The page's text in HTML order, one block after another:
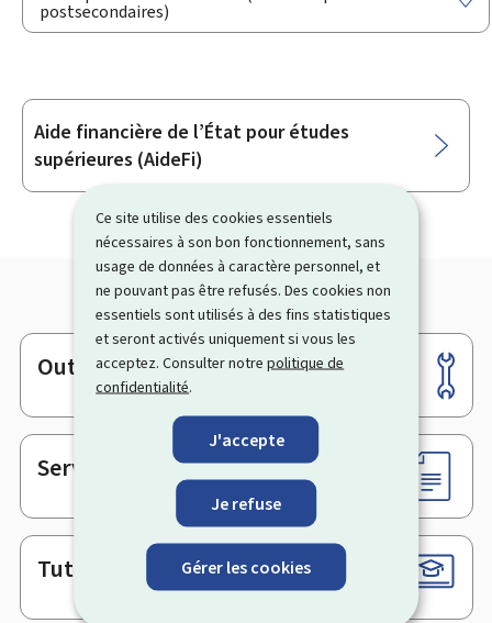
Ce site utilise des cookies essentiels
nécessaires à son bon fonctionnement, sans
usage de données à caractère personnel, et
ne pouvant pas être refusés. Des cookies non
essentiels sont utilisés à des fins statistiques
et seront activés uniquement si vous les
acceptez. Consulter notrepolitique de
confidentialité.
J'accepte
Je refuse
Gérer les cookies
postsecondaires)
Sous-
rubriques
Aide financière de l’État pour études
supérieures (AideFi)
Pied
de
page
Outils
Services en ligne & Formulaires
Tutoriels